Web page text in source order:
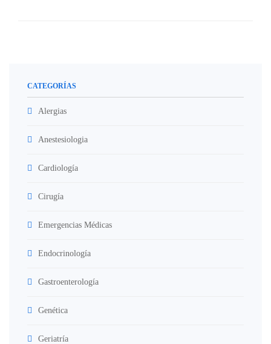
CATEGORÍAS
Alergias
Anestesiologia
Cardiología
Cirugía
Emergencias Médicas
Endocrinología
Gastroenterología
Genética
Geriatría